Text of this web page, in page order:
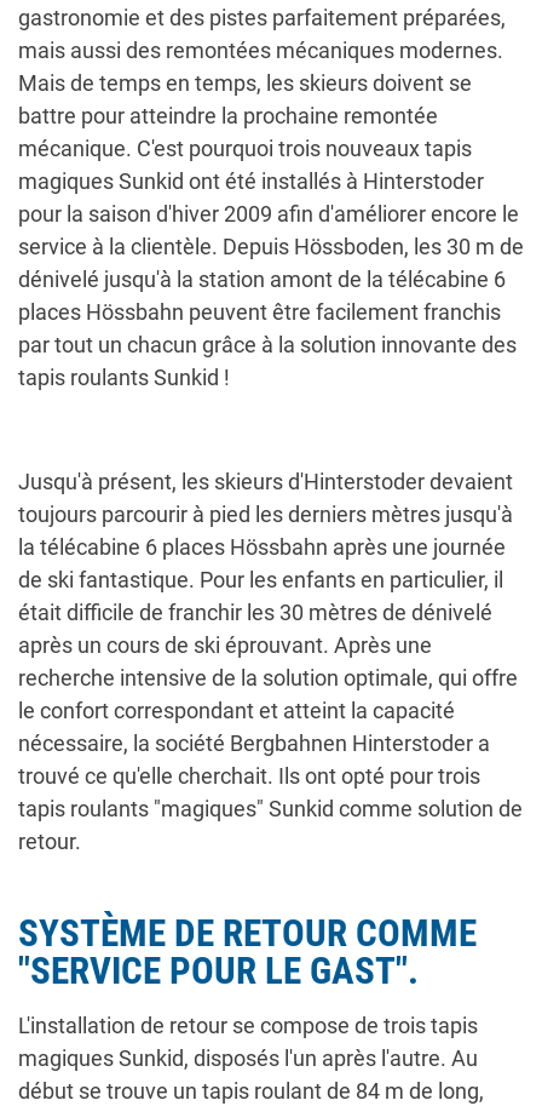
gastronomie et des pistes parfaitement préparées,
mais aussi des remontées mécaniques modernes.
Mais de temps en temps, les skieurs doivent se
battre pour atteindre la prochaine remontée
mécanique. C'est pourquoi trois nouveaux tapis
magiques Sunkid ont été installés à Hinterstoder
pour la saison d'hiver 2009 afin d'améliorer encore le
service à la clientèle. Depuis Hössboden, les 30 m de
dénivelé jusqu'à la station amont de la télécabine 6
places Hössbahn peuvent être facilement franchis
par tout un chacun grâce à la solution innovante des
tapis roulants Sunkid !
Jusqu'à présent, les skieurs d'Hinterstoder devaient
toujours parcourir à pied les derniers mètres jusqu'à
la télécabine 6 places Hössbahn après une journée
de ski fantastique. Pour les enfants en particulier, il
était difficile de franchir les 30 mètres de dénivelé
après un cours de ski éprouvant. Après une
recherche intensive de la solution optimale, qui offre
le confort correspondant et atteint la capacité
nécessaire, la société Bergbahnen Hinterstoder a
trouvé ce qu'elle cherchait. Ils ont opté pour trois
tapis roulants "magiques" Sunkid comme solution de
retour.
SYSTÈME DE RETOUR COMME
"SERVICE POUR LE GAST".
L'installation de retour se compose de trois tapis
magiques Sunkid, disposés l'un après l'autre. Au
début se trouve un tapis roulant de 84 m de long,